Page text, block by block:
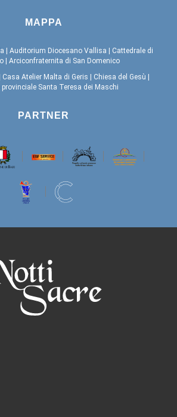
MAPPA
| Auditorium Diocesano Vallisa | Cattedrale di
| Arciconfraternita di San Domenico
Casa Atelier Malta di Geris | Chiesa del Gesù |
provinciale Santa Teresa dei Maschi
PARTNER